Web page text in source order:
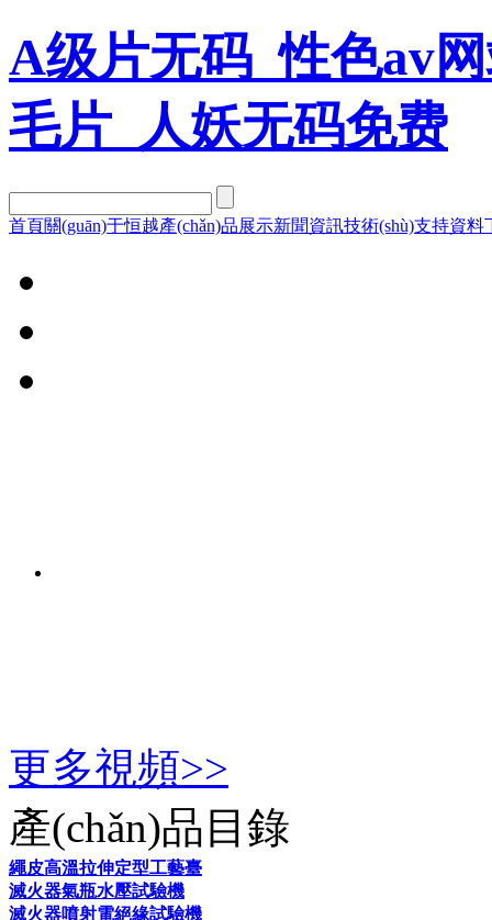
A级片无码_性色av
毛片_人妖无码免费
首頁關(guān)于恒越產(chǎn)品展示新聞資訊技術(shù)支持資料
更多視頻>>
產(chǎn)品目錄
繩皮高溫拉伸定型工藝臺
滅火器氣瓶水壓試驗機
滅火器噴射電絕緣試驗機